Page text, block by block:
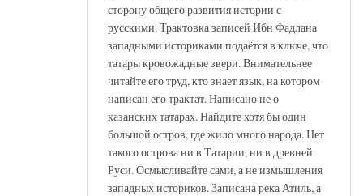
сторону общего развития истории с
русскими. Трактовка записей Ибн Фадлана
западными историками подаётся в ключе, что
татары кровожадные звери. Внимательнее
читайте его труд, кто знает язык, на котором
написан его трактат. Написано не о
казанских татарах. Найдите хотя бы один
большой остров, где жило много народа. Нет
такого острова ни в Татарии, ни в древней
Руси. Осмысливайте сами, а не измышления
западных историков. Записана река Атиль, а